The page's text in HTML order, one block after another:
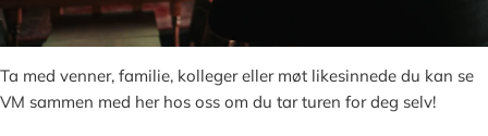
Ta med venner, familie, kolleger eller møt likesinnede du kan se
VM sammen med her hos oss om du tar turen for deg selv!